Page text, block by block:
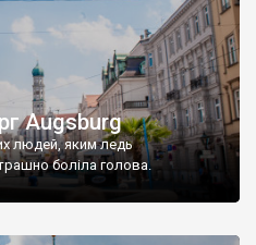
Augsburg
людей, яким ледь
боліла голова.